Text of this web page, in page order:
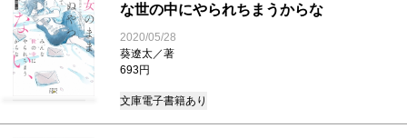
な世の中にやられちまうからな
2020/05/28
葵遼太／著
693円
文庫電子書籍あり